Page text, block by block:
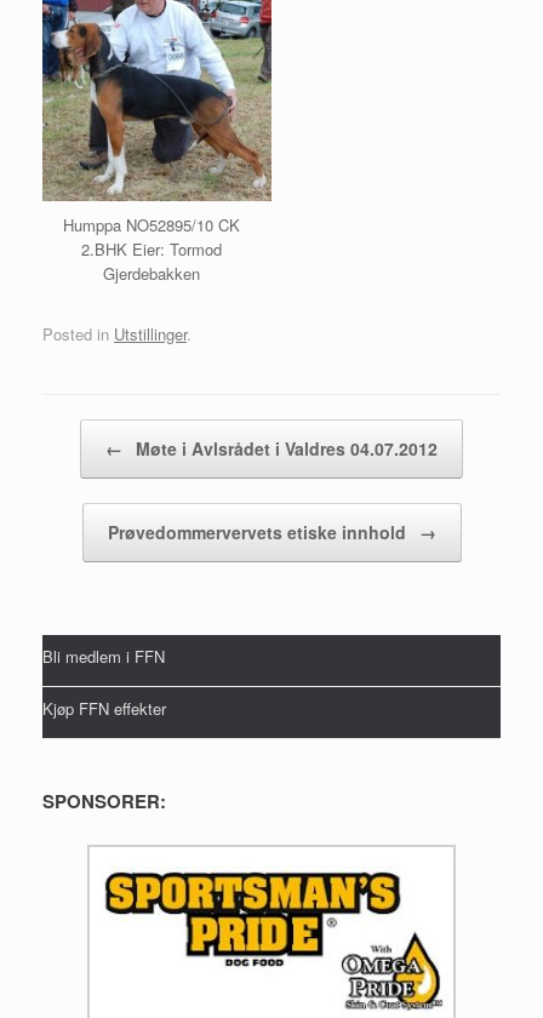
Humppa NO52895/10 CK
2.BHK Eier: Tormod
Gjerdebakken
Posted in Utstillinger.
← Møte i Avlsrådet i Valdres 04.07.2012
Prøvedommervervets etiske innhold →
Bli medlem i FFN
Kjøp FFN effekter
SPONSORER: